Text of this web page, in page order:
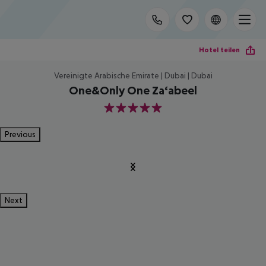
Hotel teilen
Vereinigte Arabische Emirate | Dubai | Dubai
One&Only One Za‘abeel
5
Previous
Next